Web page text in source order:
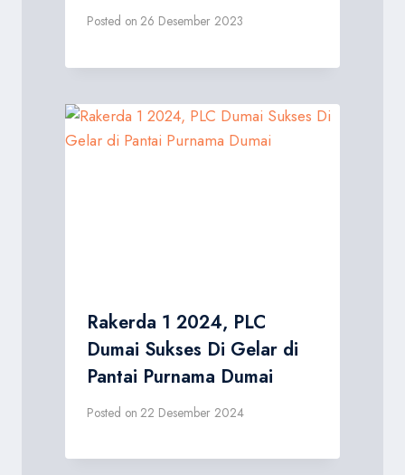
Posted on 26 Desember 2023
Rakerda 1 2024, PLC
Dumai Sukses Di Gelar di
Pantai Purnama Dumai
Posted on 22 Desember 2024